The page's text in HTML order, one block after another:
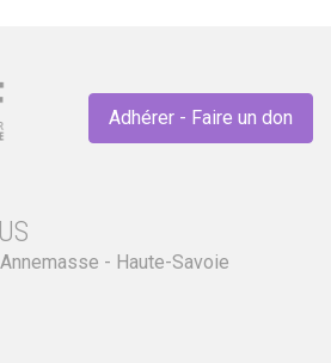
Adhérer - Faire un don
- Haute-Savoie